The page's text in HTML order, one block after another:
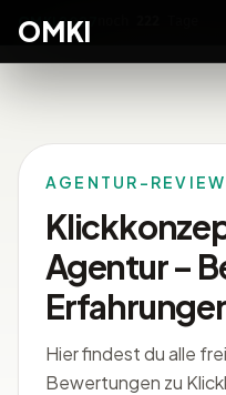
OMKI 2027
OMKI
AGENTUR-
Agentur –
Hier findest du alle
Bewertungen zu